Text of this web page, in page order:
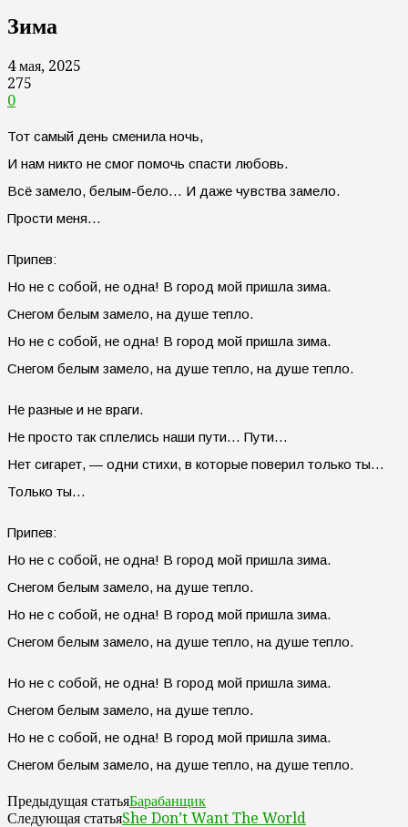
Зима
4 мая, 2025
275
0
Тот самый день сменила ночь,
И нам никто не смог помочь спасти любовь.
Всё замело, белым-бело… И даже чувства замело.
Прости меня…
Припев:
Но не с собой, не одна! В город мой пришла зима.
Снегом белым замело, на душе тепло.
Но не с собой, не одна! В город мой пришла зима.
Снегом белым замело, на душе тепло, на душе тепло.
Не разные и не враги.
Не просто так сплелись наши пути… Пути…
Нет сигарет, — одни стихи, в которые поверил только ты…
Только ты…
Припев:
Но не с собой, не одна! В город мой пришла зима.
Снегом белым замело, на душе тепло.
Но не с собой, не одна! В город мой пришла зима.
Снегом белым замело, на душе тепло, на душе тепло.
Но не с собой, не одна! В город мой пришла зима.
Снегом белым замело, на душе тепло.
Но не с собой, не одна! В город мой пришла зима.
Снегом белым замело, на душе тепло, на душе тепло.
Предыдущая статьяБарабанщик
Следующая статьяShe Don’t Want The World